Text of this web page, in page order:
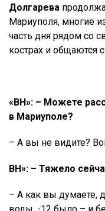
Долгарева
Мариуполя, многие
часть дня рядом со
кострах и общаются
«ВН»: – Можете
в Мариуполе?
– А вы не видите?
ВН»: – Тяжело
– А как вы думаете,